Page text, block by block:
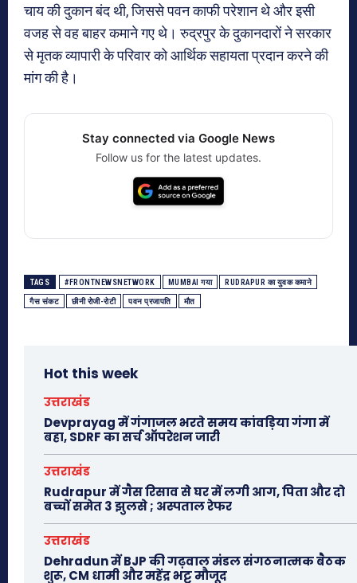
चाय की दुकान बंद थी, जिससे पवन काफी परेशान थे और इसी
वजह से वह बाहर कमाने गए थे। रुद्रपुर के दुकानदारों ने सरकार
से मृतक व्यापारी के परिवार को आर्थिक सहायता प्रदान करने की
मांग की है।
Stay connected via Google News
Follow us for the latest updates.
TAGS #FRONTNEWSNETWORK MUMBAI गया RUDRAPUR का युवक कमाने
गैस संकट छीनी रोजी-रोटी पवन प्रजापति मौत
Hot this week
उत्तराखंड
Devprayag में गंगाजल भरते समय कांवड़िया गंगा में
बहा, SDRF का सर्च ऑपरेशन जारी
उत्तराखंड
Rudrapur में गैस रिसाव से घर में लगी आग, पिता और दो
बच्चों समेत 3 झुलसे ; अस्पताल रेफर
उत्तराखंड
Dehradun में BJP की गढ़वाल मंडल संगठनात्मक बैठक
शुरू, CM धामी और महेंद्र भट्ट मौजूद